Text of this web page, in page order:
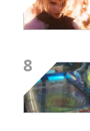
8